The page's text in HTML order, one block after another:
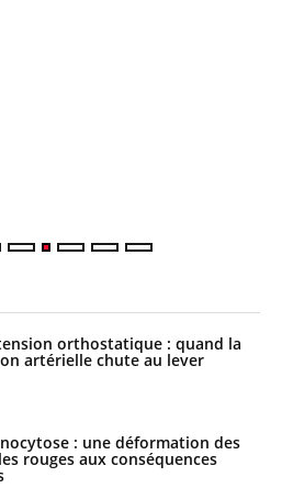
orthostatique : quand la
artérielle chute au lever
: une déformation des
rouges aux conséquences